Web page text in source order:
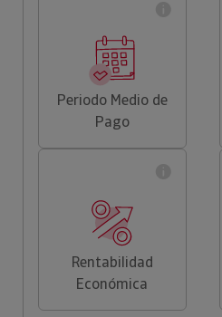
Periodo Medio de
Pago
Rentabilidad
Económica